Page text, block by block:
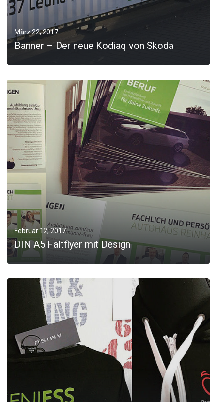
März 22, 2017
Banner – Der neue Kodiaq von Skoda
MORE
Februar 12, 2017
DIN A5 Faltflyer mit Design